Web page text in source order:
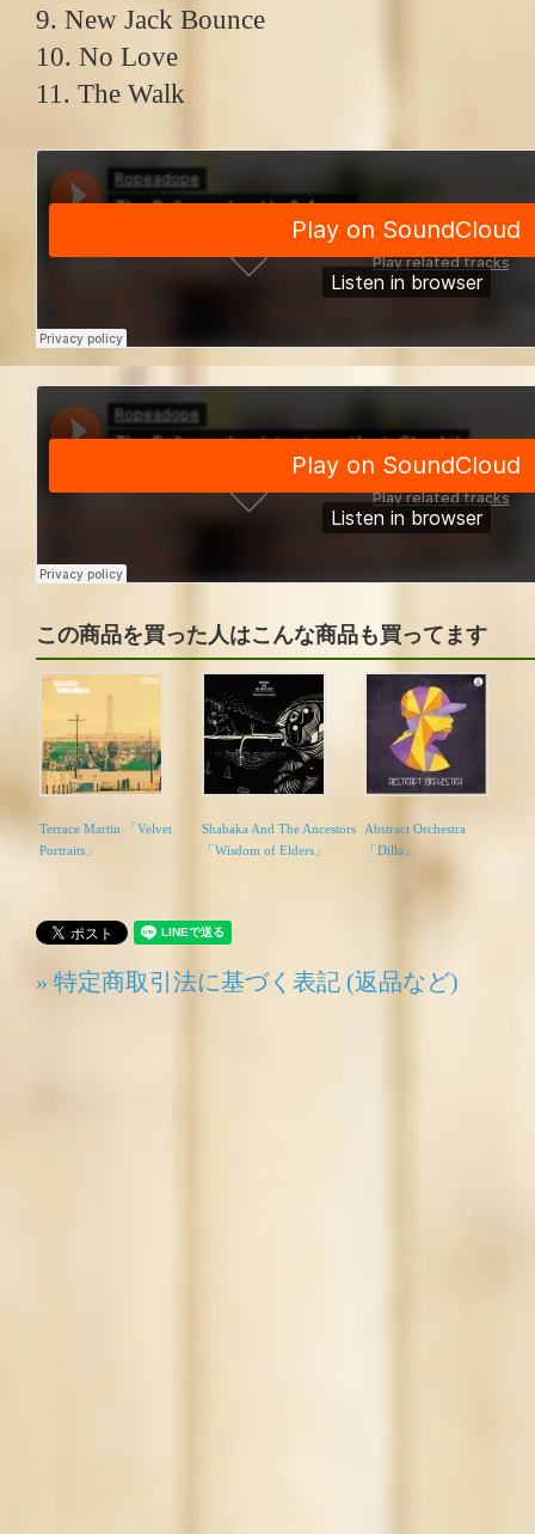
9. New Jack Bounce
10. No Love
11. The Walk
この商品を買った人はこんな商品も買ってます
Terrace Martin 「Velvet
Portraits」
Shabaka And The Ancestors
「Wisdom of Elders」
Abstract Orchestra
「Dilla」
» 特定商取引法に基づく表記 (返品など)